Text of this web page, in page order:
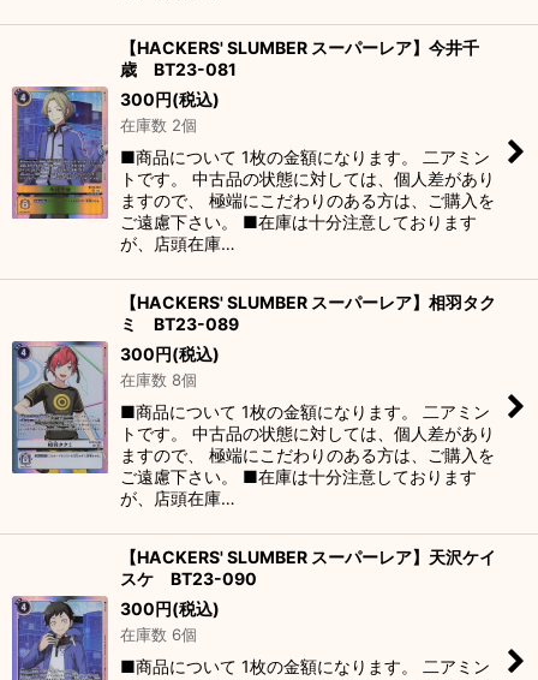
【HACKERS' SLUMBER スーパーレア】今井千
歳 BT23-081
300円(税込)
在庫数 2個
■商品について 1枚の金額になります。 二アミン
トです。 中古品の状態に対しては、個人差があり
ますので、 極端にこだわりのある方は、ご購入を
ご遠慮下さい。 ■在庫は十分注意しております
が、店頭在庫…
【HACKERS' SLUMBER スーパーレア】相羽タク
ミ BT23-089
300円(税込)
在庫数 8個
■商品について 1枚の金額になります。 二アミン
トです。 中古品の状態に対しては、個人差があり
ますので、 極端にこだわりのある方は、ご購入を
ご遠慮下さい。 ■在庫は十分注意しております
が、店頭在庫…
【HACKERS' SLUMBER スーパーレア】天沢ケイ
スケ BT23-090
300円(税込)
在庫数 6個
■商品について 1枚の金額になります。 二アミン